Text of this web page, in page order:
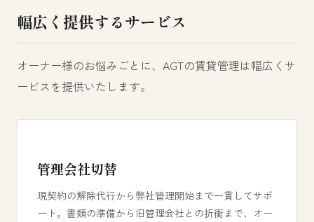
幅広く提供するサービス
オーナー様のお悩みごとに、AGTの賃貸管理は幅広くサ
ービスを提供いたします。
管理会社切替
現契約の解除代行から弊社管理開始まで一貫してサポ
ート。書類の準備から旧管理会社との折衝まで、オー